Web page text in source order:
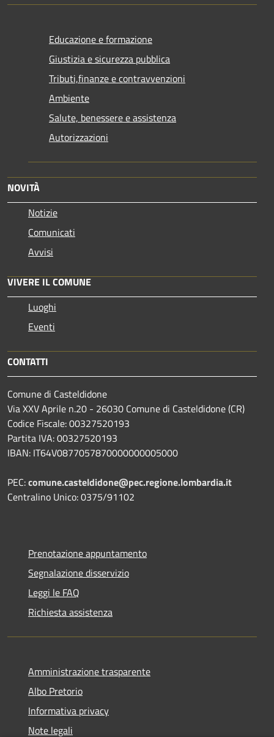
Educazione e formazione
Giustizia e sicurezza pubblica
Tributi,finanze e contravvenzioni
Ambiente
Salute, benessere e assistenza
Autorizzazioni
NOVITÀ
Notizie
Comunicati
Avvisi
VIVERE IL COMUNE
Luoghi
Eventi
CONTATTI
Comune di Casteldidone
Via XXV Aprile n.20 - 26030 Comune di Casteldidone (CR)
Codice Fiscale: 00327520193
Partita IVA: 00327520193
IBAN: IT64V0877057870000000005000
PEC:comune.casteldidone@pec.regione.lombardia.it
Centralino Unico: 0375/91102
Prenotazione appuntamento
Segnalazione disservizio
Leggi le FAQ
Richiesta assistenza
Amministrazione trasparente
Albo Pretorio
Informativa privacy
Note legali